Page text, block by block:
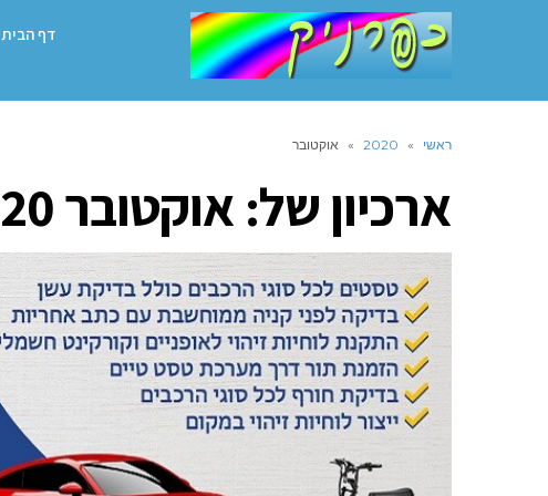
דף הבית
ראשי »
2020
» אוקטובר
ארכיון של: אוקטובר 2020